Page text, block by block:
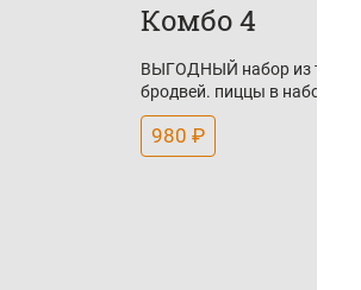
Комбо 4
ВЫГОДНЫЙ набор из трех
бродвей. пиццы в наборе
980 ₽